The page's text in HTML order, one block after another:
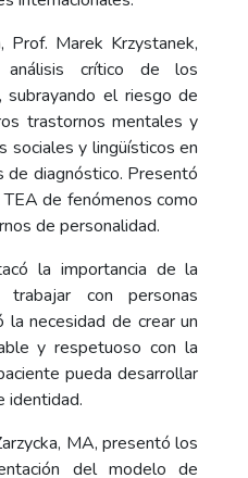
Prof. Marek Krzystanek,
crítico de los
subrayando el riesgo de
trastornos mentales y
sociales y lingüísticos en
de diagnóstico. Presentó
de fenómenos como
de personalidad.
la importancia de la
con personas
la necesidad de crear un
y respetuoso con la
pueda desarrollar
identidad.
MA, presentó los
del modelo de